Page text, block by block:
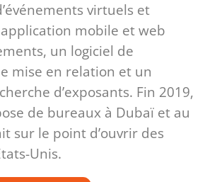
virtuels et
mobile et web
un logiciel de
mise en relation et un
d’exposants. Fin 2019,
de bureaux à Dubaï et au
sur le point d’ouvrir des
Unis.